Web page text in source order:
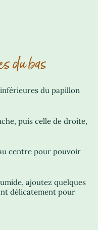
du bas
du papillon
puis celle de droite,
centre pour pouvoir
ajoutez quelques
délicatement pour